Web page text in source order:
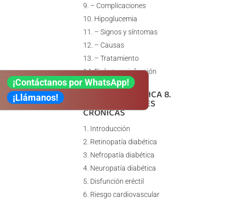
– Complicaciones
Hipoglucemia
– Signos y síntomas
– Causas
– Tratamiento
Diabetes e infección
UNIDAD DIDÁCTICA 8.
COMPLICACIONES
CRÓNICAS
Introducción
Retinopatía diabética
Nefropatía diabética
Neuropatía diabética
Disfunción eréctil
Riesgo cardiovascular
¡Contáctanos por WhatsApp!
¡Llámanos!